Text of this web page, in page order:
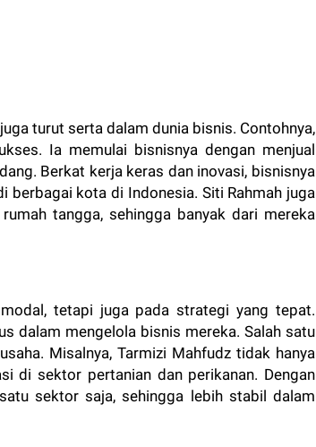
turut serta dalam dunia bisnis. Contohnya,
Ia memulai bisnisnya dengan menjual
Berkat kerja keras dan inovasi, bisnisnya
kota di Indonesia. Siti Rahmah juga
tangga, sehingga banyak dari mereka
tetapi juga pada strategi yang tepat.
dalam mengelola bisnis mereka. Salah satu
Misalnya, Tarmizi Mahfudz tidak hanya
di sektor pertanian dan perikanan. Dengan
sektor saja, sehingga lebih stabil dalam